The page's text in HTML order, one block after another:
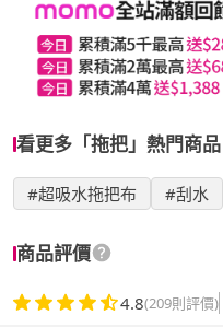
看更多「拖把」熱門商品
#超吸水拖把布 #刮水
商品評價
4.8(209則評價)